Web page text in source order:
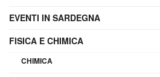
EVENTI IN SARDEGNA
FISICA E CHIMICA
CHIMICA